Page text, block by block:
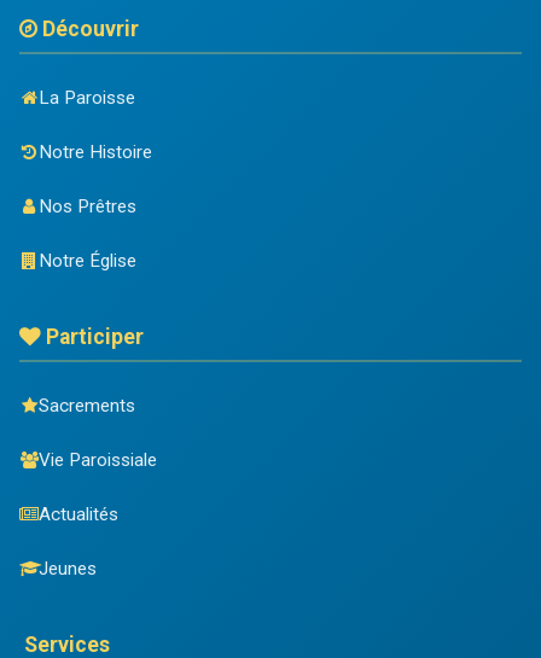
Découvrir
La Paroisse
Notre Histoire
Nos Prêtres
Notre Église
Participer
Sacrements
Vie Paroissiale
Actualités
Jeunes
Services